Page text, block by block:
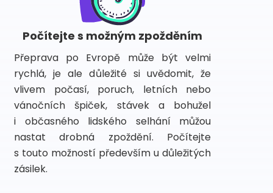
Počítejte s možným zpožděním
Přeprava po Evropě může být velmi
rychlá, je ale důležité si uvědomit, že
vlivem počasí, poruch, letních nebo
vánočních špiček, stávek a bohužel
i občasného lidského selhání můžou
nastat drobná zpoždění. Počítejte
s touto možností především u důležitých
zásilek.